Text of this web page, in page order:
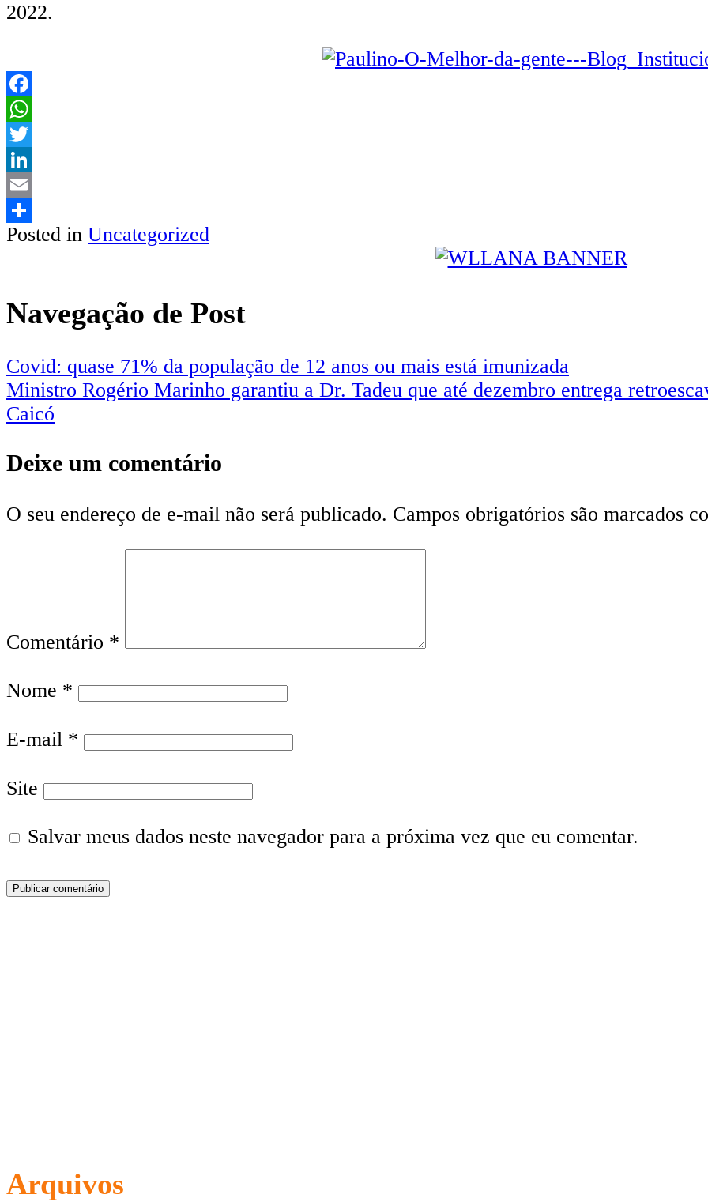
2022.
Facebook
WhatsApp
Twitter
LinkedIn
Email
Share
Posted in Uncategorized
Navegação de Post
Covid: quase 71% da população de 12 anos ou mais está imunizada
Ministro Rogério Marinho garantiu a Dr. Tadeu que até dezembro entrega
Caicó
Deixe um comentário
O seu endereço de e-mail não será publicado. Campos obrigatórios são marcados
Comentário *
Nome *
E-mail *
Site
Salvar meus dados neste navegador para a próxima vez que eu comentar.
Arquivos